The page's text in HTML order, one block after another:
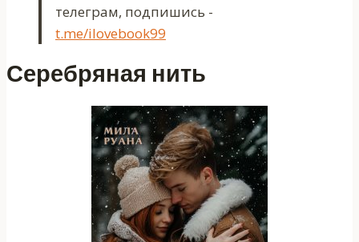
телеграм, подпишись -
t.me/ilovebook99
Серебряная нить